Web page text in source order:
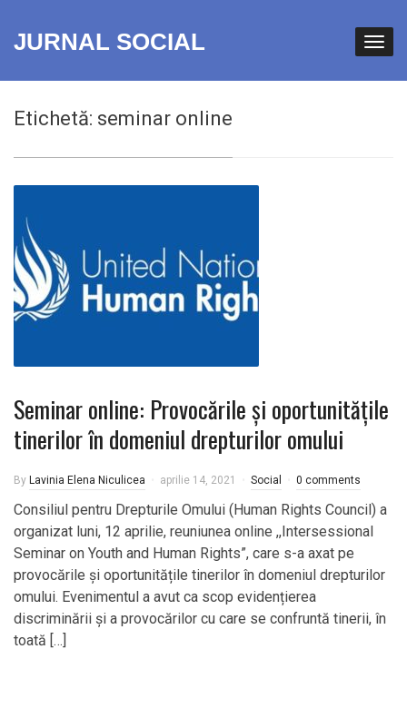
JURNAL SOCIAL
Etichetă: seminar online
Seminar online: Provocările și oportunitățile
tinerilor în domeniul drepturilor omului
By Lavinia Elena Niculicea aprilie 14, 2021 Social 0 comments
Consiliul pentru Drepturile Omului (Human Rights Council) a
organizat luni, 12 aprilie, reuniunea online ,,Intersessional
Seminar on Youth and Human Rights”, care s-a axat pe
provocările și oportunitățile tinerilor în domeniul drepturilor
omului. Evenimentul a avut ca scop evidențierea
discriminării și a provocărilor cu care se confruntă tinerii, în
toată […]